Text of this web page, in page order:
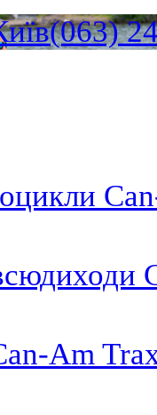
(063)
Am